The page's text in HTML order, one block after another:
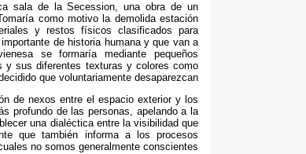
sala de la Secession,una obra de un
como motivo la demolida estación
y restos físicos clasificados para
de historia humana y que van a
se formaría mediante pequeños
y sus diferentes texturas y colores como
que voluntariamente desaparezcan
de nexos entre el espacio exterior y los
profundo de las personas, apelando a la
una dialéctica entre la visibilidad que
que también informa a los procesos
no somos generalmente conscientes